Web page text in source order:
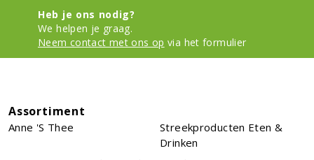
Heb je ons nodig?
We helpen je graag.
Neem contact met ons op via het formulier
Assortiment
Anne 's Thee
Streekproducten Eten &
Drinken